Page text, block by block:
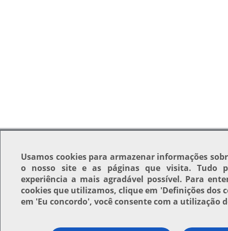
Usamos cookiespara armazenar informações
o nosso site e as páginas que visita. Tudo
experiência a mais agradável possível. Para
cookies que utilizamos, clique em 'Definições dos
em 'Eu concordo', você consente com a utilização